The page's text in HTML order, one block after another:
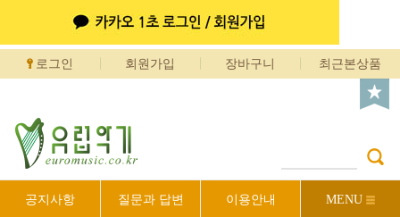
로그인 회원가입 장바구니 최근본상품
공지사항 질문과 답변 이용안내 MENU